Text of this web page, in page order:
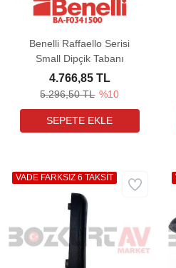
Benelli Raffaello Serisi
Small Dipçik Tabanı
5.296,50 TL %10
4.766,85 TL
VADE FARKSIZ 6 TAKSİT